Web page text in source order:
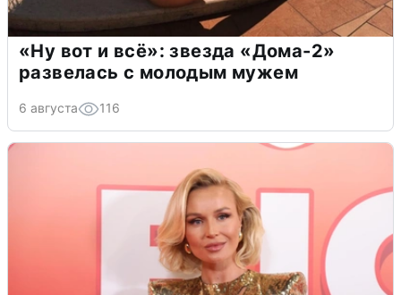
«Ну вот и всё»: звезда «Дома-2»
развелась с молодым мужем
6 августа 116